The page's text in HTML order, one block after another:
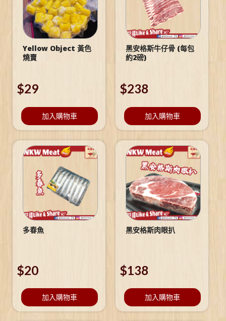
Yellow Object 黃色
燒賣
$29
加入購物車
黑安格斯牛仔骨 (每包
約2磅)
$238
加入購物車
多春魚
$20
加入購物車
黑安格斯肉眼扒
$138
加入購物車